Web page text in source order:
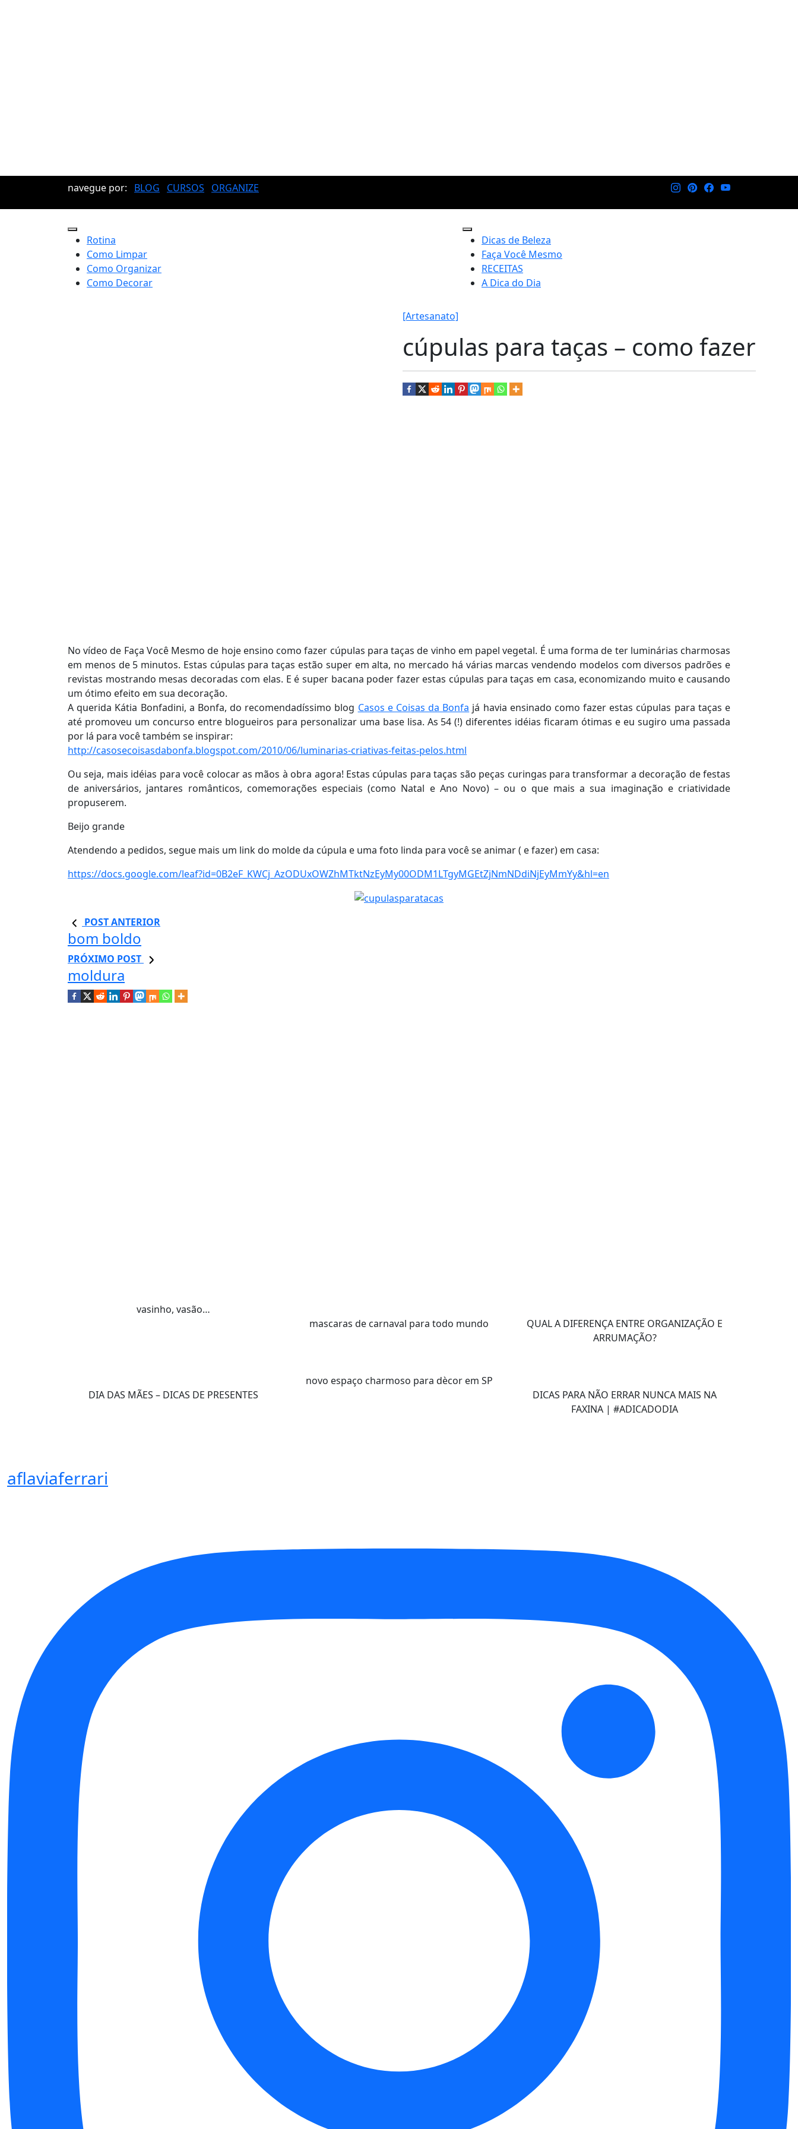
navegue por: BLOG CURSOS ORGANIZE
Rotina
Como Limpar
Como Organizar
Como Decorar
Dicas de Beleza
Faça Você Mesmo
RECEITAS
A Dica do Dia
[Artesanato]
cúpulas para taças – como fazer
No vídeo de Faça Você Mesmo de hoje ensino como fazer cúpulas para taças de vinho em papel vegetal. É uma forma de ter luminárias charmosas
em menos de 5 minutos. Estas cúpulas para taças estão super em alta, no mercado há várias marcas vendendo modelos com diversos padrões e
revistas mostrando mesas decoradas com elas. E é super bacana poder fazer estas cúpulas para taças em casa, economizando muito e causando
um ótimo efeito em sua decoração.
A querida Kátia Bonfadini, a Bonfa, do recomendadíssimo blog Casos e Coisas da Bonfa já havia ensinado como fazer estas cúpulas para taças e
até promoveu um concurso entre blogueiros para personalizar uma base lisa. As 54 (!) diferentes idéias ficaram ótimas e eu sugiro uma passada
por lá para você também se inspirar:
http://casosecoisasdabonfa.blogspot.com/2010/06/luminarias-criativas-feitas-pelos.html
Ou seja, mais idéias para você colocar as mãos à obra agora! Estas cúpulas para taças são peças curingas para transformar a decoração de festas
de aniversários, jantares românticos, comemorações especiais (como Natal e Ano Novo) – ou o que mais a sua imaginação e criatividade
propuserem.
Beijo grande
Atendendo a pedidos, segue mais um link do molde da cúpula e uma foto linda para você se animar ( e fazer) em casa:
https://docs.google.com/leaf?id=0B2eF_KWCj_AzODUxOWZhMTktNzEyMy00ODM1LTgyMGEtZjNmNDdiNjEyMmYy&hl=en
POST ANTERIOR
bom boldo
PRÓXIMO POST
moldura
vasinho, vasão…
mascaras de carnaval para todo mundo
QUAL A DIFERENÇA ENTRE ORGANIZAÇÃO E
ARRUMAÇÃO?
DIA DAS MÃES – DICAS DE PRESENTES
novo espaço charmoso para dècor em SP
DICAS PARA NÃO ERRAR NUNCA MAIS NA
FAXINA | #ADICADODIA
aflaviaferrari